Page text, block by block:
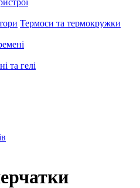
Термоси та термокружки
та гелі